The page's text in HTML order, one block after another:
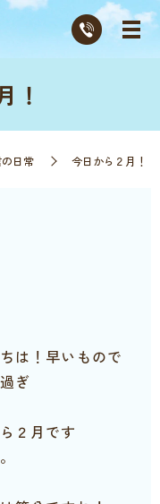
！
日常 今日から２月！
は！早いもので
ぎ
２月です